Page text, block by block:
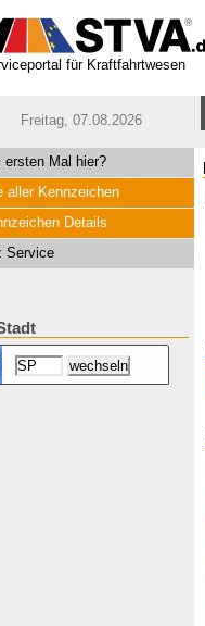
für Kraftfahrtwesen
Freitag, 07.08.2026
ersten Mal hier?
aller Kennzeichen
Details
Service